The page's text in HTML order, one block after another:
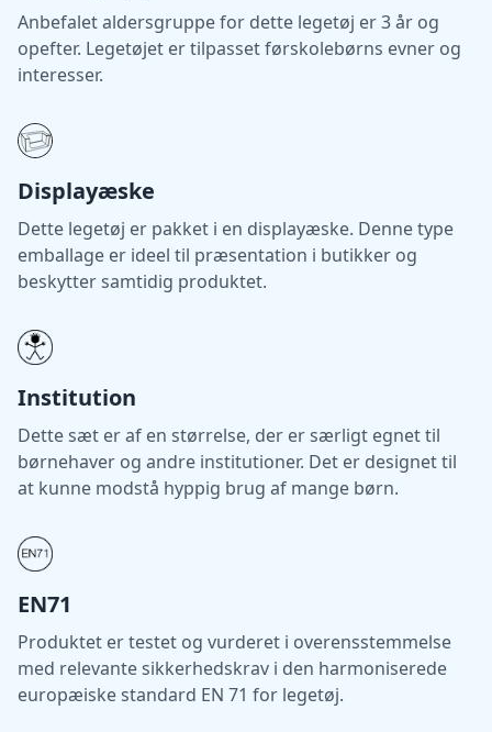
Anbefalet aldersgruppe for dette legetøj er 3 år og
opefter. Legetøjet er tilpasset førskolebørns evner og
interesser.
Displayæske
Dette legetøj er pakket i en displayæske. Denne type
emballage er ideel til præsentation i butikker og
beskytter samtidig produktet.
Institution
Dette sæt er af en størrelse, der er særligt egnet til
børnehaver og andre institutioner. Det er designet til
at kunne modstå hyppig brug af mange børn.
EN71
Produktet er testet og vurderet i overensstemmelse
med relevante sikkerhedskrav i den harmoniserede
europæiske standard EN 71 for legetøj.